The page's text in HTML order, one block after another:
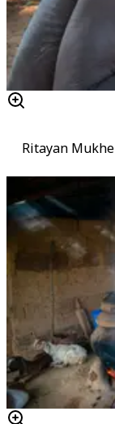
Ritayan